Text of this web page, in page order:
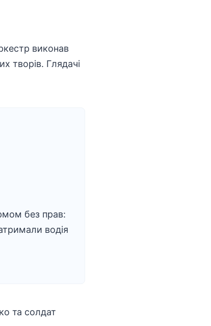
виконав
творів. Глядачі
без прав:
водія
та солдат